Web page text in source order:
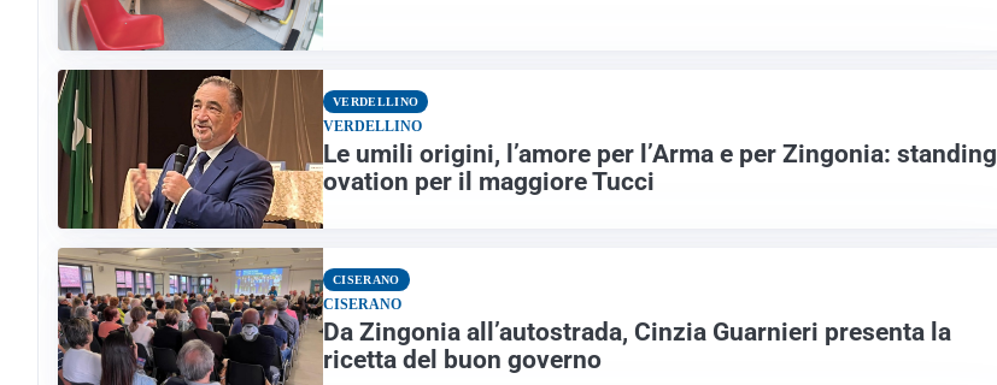
VERDELLINO
VERDELLINO
Le umili origini, l’amore per l’Arma e per Zingonia: standing
ovation per il maggiore Tucci
CISERANO
CISERANO
Da Zingonia all’autostrada, Cinzia Guarnieri presenta la
ricetta del buon governo